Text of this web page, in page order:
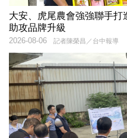
大安、虎尾農會強強聯手
助攻品牌升級
記者陳榮昌／台中報導
2026-08-06